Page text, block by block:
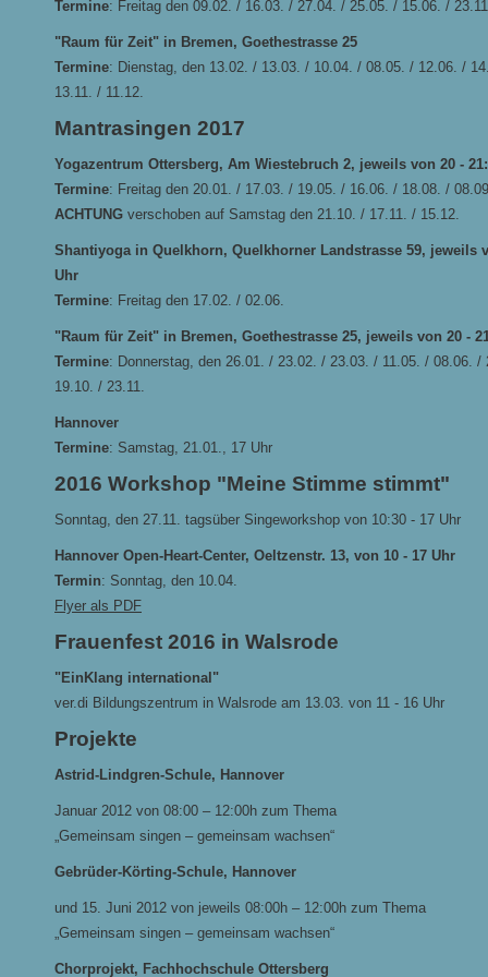
Termine: Freitag den 09.02. / 16.03. / 27.04. / 25.05. / 15.06. /
"Raum für Zeit" in Bremen, Goethestrasse 25
Termine: Dienstag, den 13.02. / 13.03. / 10.04. / 08.05. / 12.06. /
13.11. / 11.12.
Mantrasingen 2017
Yogazentrum Ottersberg, Am Wiestebruch 2, jeweils von 20 -
Termine: Freitag den 20.01. / 17.03. / 19.05. / 16.06. / 18.08. /
ACHTUNG verschoben auf Samstag den 21.10. / 17.11. / 15.12.
Shantiyoga in Quelkhorn, Quelkhorner Landstrasse 59, jeweils
Uhr
Termine: Freitag den 17.02. / 02.06.
"Raum für Zeit" in Bremen, Goethestrasse 25, jeweils von 20 -
Termine: Donnerstag, den 26.01. / 23.02. / 23.03. / 11.05. / 08.06. /
19.10. / 23.11.
Hannover
Termine: Samstag, 21.01., 17 Uhr
2016 Workshop "Meine Stimme stimmt"
Sonntag, den 27.11. tagsüber Singeworkshop von 10:30 - 17 Uhr
Hannover Open-Heart-Center, Oeltzenstr. 13, von 10 - 17 Uhr
Termin: Sonntag, den 10.04.
Flyer als PDF
Frauenfest 2016 in Walsrode
"EinKlang international"
ver.di Bildungszentrum in Walsrode am 13.03. von 11 - 16 Uhr
Projekte
Astrid-Lindgren-Schule, Hannover
Januar 2012 von 08:00 – 12:00h zum Thema
„Gemeinsam singen – gemeinsam wachsen“
Gebrüder-Körting-Schule, Hannover
und 15. Juni 2012 von jeweils 08:00h – 12:00h zum Thema
„Gemeinsam singen – gemeinsam wachsen“
Chorprojekt, Fachhochschule Ottersberg